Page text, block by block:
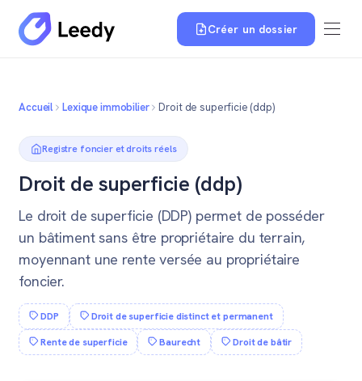
Créer un dossier
Accueil Lexique immobilier Droit de superficie (ddp)
Registre foncier et droits réels
Droit de superficie (ddp)
Le droit de superficie (DDP) permet de posséder
un bâtiment sans être propriétaire du terrain,
moyennant une rente versée au propriétaire
foncier.
DDP
Droit de superficie distinct et permanent
Rente de superficie
Baurecht Droit de bâtir